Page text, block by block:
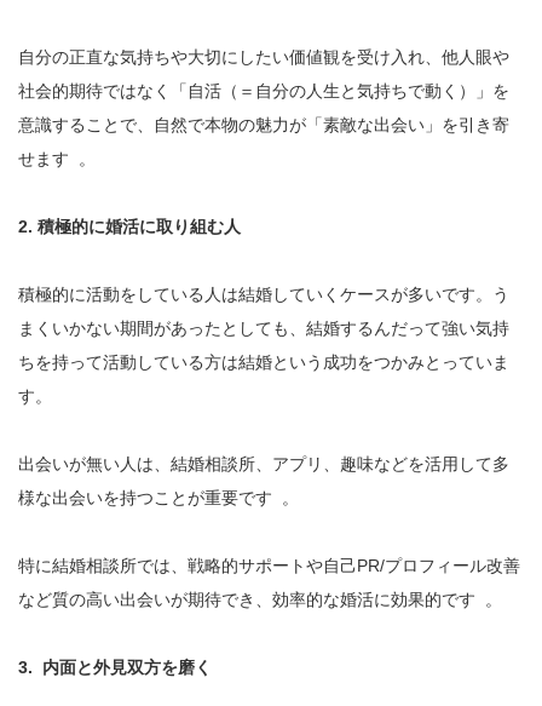
自分の正直な気持ちや大切にしたい価値観を受け入れ、他人眼や
社会的期待ではなく「自活（＝自分の人生と気持ちで動く）」を
意識することで、自然で本物の魅力が「素敵な出会い」を引き寄
せます 。
2. 積極的に婚活に取り組む人
積極的に活動をしている人は結婚していくケースが多いです。う
まくいかない期間があったとしても、結婚するんだって強い気持
ちを持って活動している方は結婚という成功をつかみとっていま
す。
出会いが無い人は、結婚相談所、アプリ、趣味などを活用して多
様な出会いを持つことが重要です 。
特に結婚相談所では、戦略的サポートや自己PR/プロフィール改善
など質の高い出会いが期待でき、効率的な婚活に効果的です 。
3. 内面と外見双方を磨く